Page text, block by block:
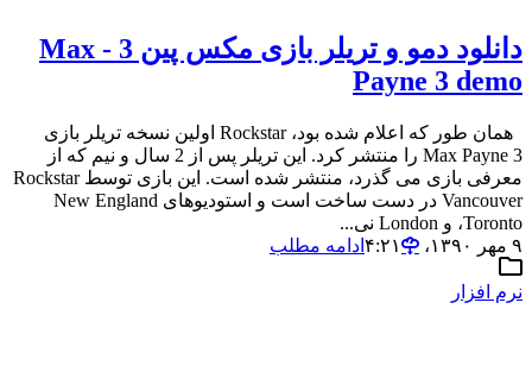
دانلود دمو و تریلر بازی مکس پین 3 - Max
Payne 3 demo
همان طور که اعلام شده بود، Rockstar اولین نسخه تریلر بازی
Max Payne 3 را منتشر کرد. این تریلر پس از 2 سال و نیم که از
معرفی بازی می گذرد، منتشر شده است. این بازی توسط Rockstar
Vancouver در دست ساخت است و استودیوهای New England
،Toronto و London نی...
۹ مهر ۱۳۹۰،‏ ۴:۲۱
ادامه مطلب
نرم افزار